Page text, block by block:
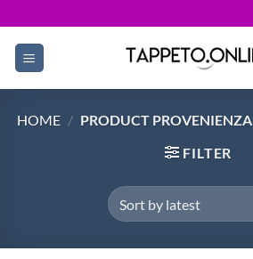
to
content
HOME / PRODUCT PROVENIENZA
FILTER